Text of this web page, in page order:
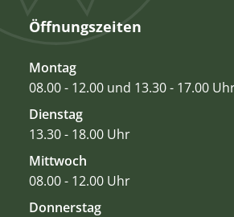
Öffnungszeiten
Montag
08.00 - 12.00 und 13.30 - 17.00
Dienstag
13.30 - 18.00 Uhr
Mittwoch
08.00 - 12.00 Uhr
Donnerstag